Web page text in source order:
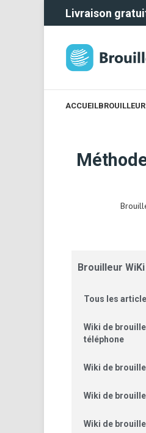
Livraison
ACCUEIL
Brouilleur WiKi
Tous les
Wiki de
téléphone
Wiki de
Wiki de
Wiki de